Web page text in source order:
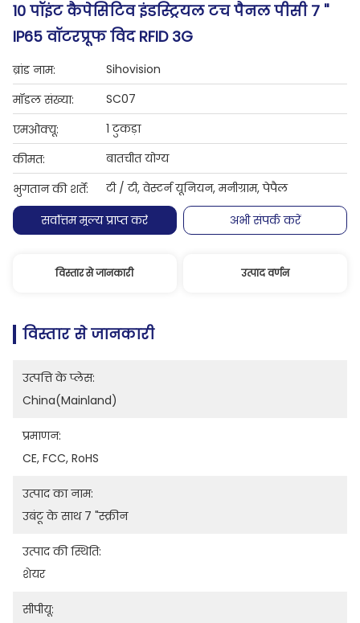
10 पॉइंट कैपेसिटिव इंडस्ट्रियल टच पैनल पीसी 7 ''
IP65 वॉटरप्रूफ विद RFID 3G
ब्रांड नाम:
Sihovision
मॉडल संख्या:
SC07
एमओक्यू:
1 टुकड़ा
कीमत:
बातचीत योग्य
भुगतान की शर्तें:
टी / टी, वेस्टर्न यूनियन, मनीग्राम, पेपैल
सर्वोत्तम मूल्य प्राप्त करें
अभी संपर्क करें
विस्तार से जानकारी उत्पाद वर्णन
विस्तार से जानकारी
उत्पत्ति के प्लेस:
China(Mainland)
प्रमाणन:
CE, FCC, RoHS
उत्पाद का नाम:
उबंटू के साथ 7 "स्क्रीन
उत्पाद की स्थिति:
शेयर
सीपीयू: